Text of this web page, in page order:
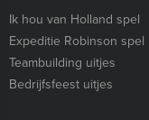
Ik hou van Holland spel
Expeditie Robinson spel
Teambuilding uitjes
Bedrijfsfeest uitjes